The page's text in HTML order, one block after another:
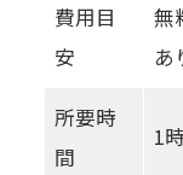
費用目
安
無
あ
所要時
間
1